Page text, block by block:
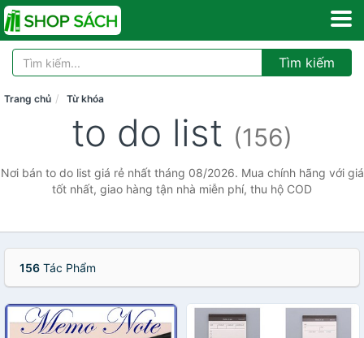
Tìm kiếm
Trang chủ Từ khóa
to do list (156)
Nơi bán to do list giá rẻ nhất tháng 08/2026. Mua chính hãng với giá
tốt nhất, giao hàng tận nhà miễn phí, thu hộ COD
156 Tác Phẩm